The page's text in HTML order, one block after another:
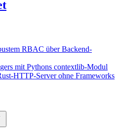
RBAC über Backend-
mit Pythons contextlib-Modul
HTTP-Server ohne Frameworks